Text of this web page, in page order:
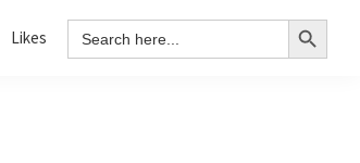
Likes Search
for:
Search Button